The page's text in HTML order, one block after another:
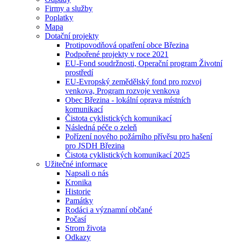
Firmy a služby
Poplatky
Mapa
Dotační projekty
Protipovodňová opatření obce Březina
Podpořené projekty v roce 2021
EU-Fond soudržnosti, Operační program Životní
prostředí
EU-Evropský zemědělský fond pro rozvoj
venkova, Program rozvoje venkova
Obec Březina - lokální oprava místních
komunikací
Čistota cyklistických komunikací
Následná péče o zeleň
Pořízení nového požárního přívěsu pro hašení
pro JSDH Březina
Čistota cyklistických komunikací 2025
Užitečné informace
Napsali o nás
Kronika
Historie
Památky
Rodáci a významní občané
Počasí
Strom života
Odkazy